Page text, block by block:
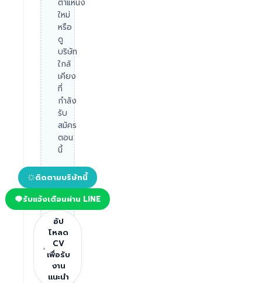
ใหม่
หรือ
ดู
บริษัท
ใกล้
เคียง
ที่
กำลัง
รับ
สมัคร
ตอน
นี้
ติดตามบริษัทนี้
รับแจ้งเตือนผ่าน LINE
อัป
โหลด
CV
เพื่อรับ
งาน
แนะนำ